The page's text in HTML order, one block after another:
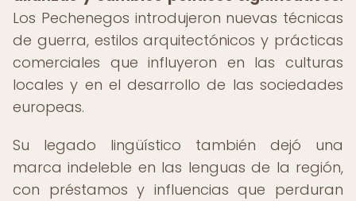
Los Pechenegos introdujeron nuevas técnicas
de guerra, estilos arquitectónicos y prácticas
comerciales que influyeron en las culturas
locales y en el desarrollo de las sociedades
europeas.
Su legado lingüístico también dejó una
marca indeleble en las lenguas de la región,
con préstamos y influencias que perduran